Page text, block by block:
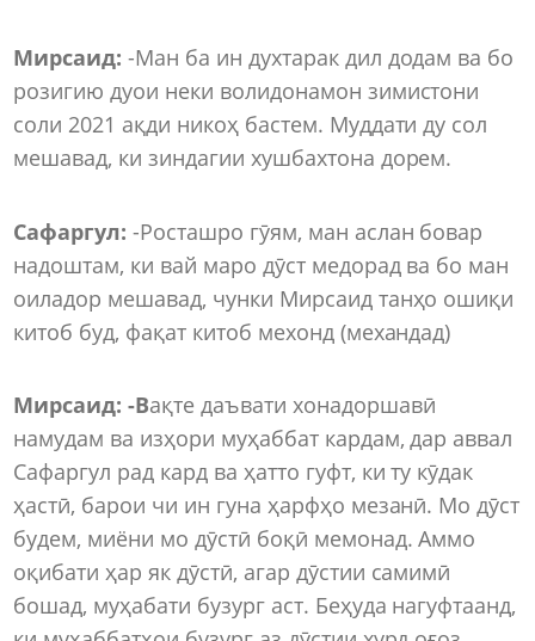
Мирсаид: -Ман ба ин духтарак дил додам ва бо
розигию дуои неки волидонамон зимистони
соли 2021 ақди никоҳ бастем. Муддати ду сол
мешавад, ки зиндагии хушбахтона дорем.
Сафаргул: -Росташро гӯям, ман аслан бовар
надоштам, ки вай маро дӯст медорад ва бо ман
оиладор мешавад, чунки Мирсаид танҳо ошиқи
китоб буд, фақат китоб мехонд (механдад)
Мирсаид: -Вақте даъвати хонадоршавӣ
намудам ва изҳори муҳаббат кардам, дар аввал
Сафаргул рад кард ва ҳатто гуфт, ки ту кӯдак
ҳастӣ, барои чи ин гуна ҳарфҳо мезанӣ. Мо дӯст
будем, миёни мо дӯстӣ боқӣ мемонад. Аммо
оқибати ҳар як дӯстӣ, агар дӯстии самимӣ
бошад, муҳабати бузург аст. Беҳуда нагуфтаанд,